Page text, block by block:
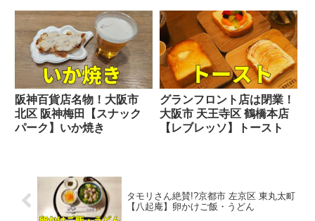
阪神百貨店名物！大阪市
北区 阪神梅田【スナック
パーク】いか焼き
グランフロント店は閉業！
大阪市 天王寺区 鶴橋本店
【レブレッソ】トースト
タモリさん絶賛!?京都市 左京区 東丸太町
【八起庵】卵かけご飯・うどん